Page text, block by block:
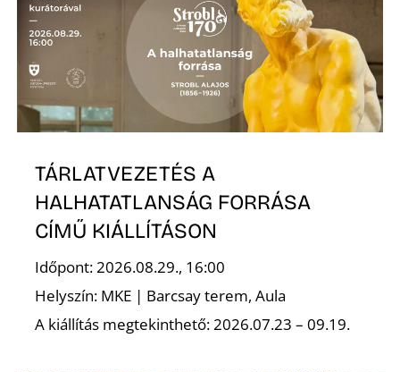
TÁRLATVEZETÉS A
HALHATATLANSÁG FORRÁSA
CÍMŰ KIÁLLÍTÁSON
Időpont: 2026.08.29., 16:00
Helyszín: MKE | Barcsay terem, Aula
A kiállítás megtekinthető: 2026.07.23 – 09.19.